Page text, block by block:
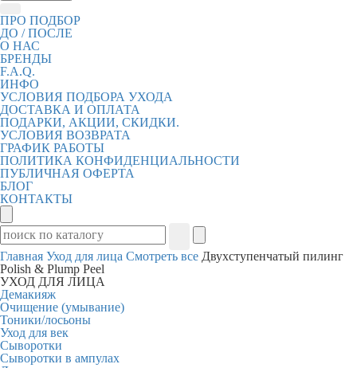
ПРО ПОДБОР
ДО / ПОСЛЕ
О НАС
БРЕНДЫ
F.A.Q.
ИНФО
УСЛОВИЯ ПОДБОРА УХОДА
ДОСТАВКА И ОПЛАТА
ПОДАРКИ, АКЦИИ, СКИДКИ.
УСЛОВИЯ ВОЗВРАТА
ГРАФИК РАБОТЫ
ПОЛИТИКА КОНФИДЕНЦИАЛЬНОСТИ
ПУБЛИЧНАЯ ОФЕРТА
БЛОГ
КОНТАКТЫ
Главная Уход для лица Смотреть все Двухступенчатый пилинг
Polish & Plump Peel
УХОД ДЛЯ ЛИЦА
Демакияж
Очищение (умывание)
Тоники/лосьоны
Уход для век
Сыворотки
Сыворотки в ампулах